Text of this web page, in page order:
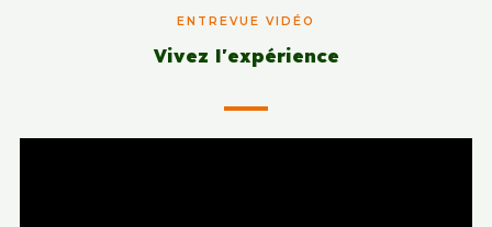
ENTREVUE VIDÉO
Vivez l'expérience